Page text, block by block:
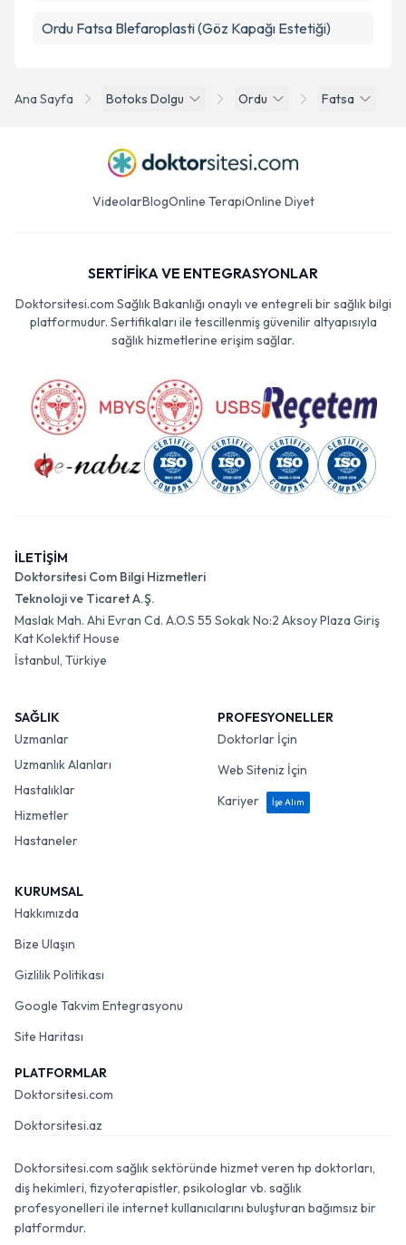
Ana Sayfa Botoks Dolgu Ordu Fatsa
Ordu Fatsa Blefaroplasti (Göz Kapağı Estetiği)
VideolarBlogOnline TerapiOnline Diyet
SERTİFİKA VE ENTEGRASYONLAR
Doktorsitesi.com Sağlık Bakanlığı onaylı ve entegreli bir sağlık bilgi
platformudur. Sertifikaları ile tescillenmiş güvenilir altyapısıyla
sağlık hizmetlerine erişim sağlar.
İLETİŞİM
Doktorsitesi Com Bilgi Hizmetleri
Teknoloji ve Ticaret A.Ş.
Maslak Mah. Ahi Evran Cd. A.O.S 55 Sokak No:2 Aksoy Plaza Giriş
Kat Kolektif House
İstanbul, Türkiye
SAĞLIK
Uzmanlar
Uzmanlık Alanları
Hastalıklar
Hizmetler
Hastaneler
PROFESYONELLER
Doktorlar İçin
Web Siteniz İçin
Kariyer
İşe Alım
KURUMSAL
Hakkımızda
Bize Ulaşın
Gizlilik Politikası
Google Takvim Entegrasyonu
Site Haritası
PLATFORMLAR
Doktorsitesi.com
Doktorsitesi.az
Doktorsitesi.com sağlık sektöründe hizmet veren tıp doktorları,
diş hekimleri, fizyoterapistler, psikologlar vb. sağlık
profesyonelleri ile internet kullanıcılarını buluşturan bağımsız bir
platformdur.